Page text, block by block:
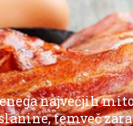
največjih
temveč